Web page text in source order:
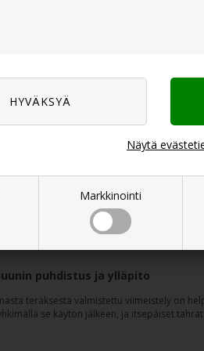
Markkinointi
Näytä
antaa selkeän yleiskuvan asetuksista
tehokas käyttö säästää sekä aikaa
ruoanlaittoa
on sekä nopea että energiatehokas. 800
monipuoliseen ruoanlaittoon.
yhdistetyllä
varustettu mikroaaltouuni avaa monia
on ihanteellinen nopeaan
puhdistus ja ylläpito
teräksestä valmistettu viimeistely on
se käytön jälkeen, ja itsepäiset